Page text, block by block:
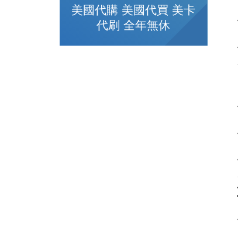
美國代購 美國代買 美卡
代刷 全年無休